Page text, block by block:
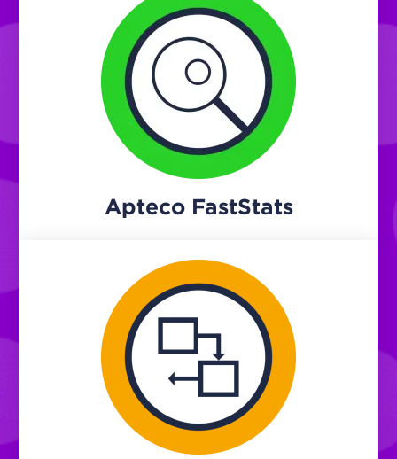
Apteco FastStats